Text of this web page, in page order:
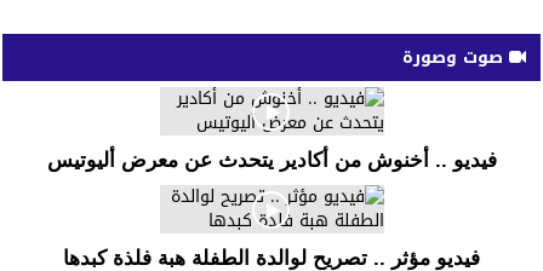
صوت وصورة
فيديو .. أخنوش من أكادير يتحدث عن معرض أليوتيس
فيديو مؤثر .. تصريح لوالدة الطفلة هبة فلذة كبدها